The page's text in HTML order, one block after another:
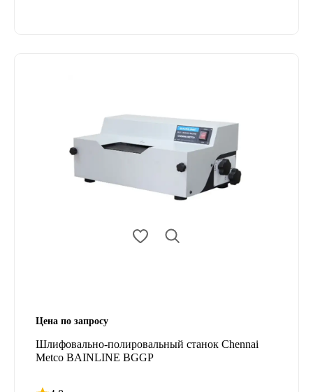
Цена по запросу
Шлифовально-полировальный станок Chennai
Metco BAINLINE BGGP